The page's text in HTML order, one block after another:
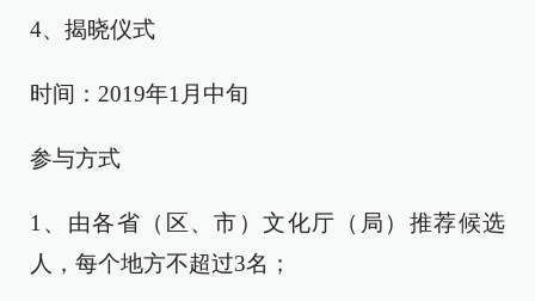
4、揭晓仪式
时间：2019年1月中旬
参与方式
1、由各省（区、市）文化厅（局）推荐候选
人，每个地方不超过3名；